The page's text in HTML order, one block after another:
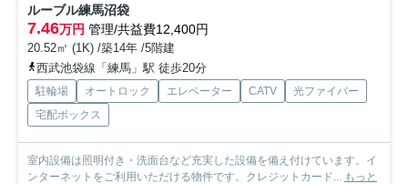
ルーブル練馬沼袋
7.46万円 管理/共益費12,400円
20.52㎡ (1K) /築14年 /5階建
西武池袋線「練馬」駅 徒歩20分
駐輪場 オートロック エレベーター CATV
光ファイバー
宅配ボックス
室内設備は照明付き・洗面台など充実した設備を備え付けています。イ
ンターネットをご利用いただける物件です。クレジットカード... もっと